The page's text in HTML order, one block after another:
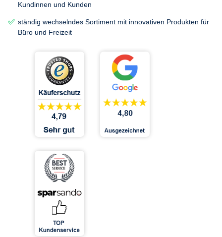
Kundinnen und Kunden
ständig wechselndes Sortiment mit innovativen Produkten für
Büro und Freizeit